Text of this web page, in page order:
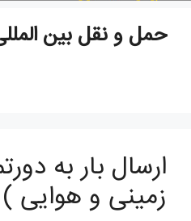
حمل و نقل بین
ارسال بار به
زمینی و هوایی )